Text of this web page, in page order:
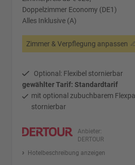
Doppelzimmer Economy (DE1)
Alles Inklusive (A)
Zimmer & Verpflegung anpassen
Optional: Flexibel stornierbar
gewählter Tarif: Standardtarif
mit optional zubuchbarem
stornierbar
Anbieter:
DERTOUR
Hotelbeschreibung anzeigen